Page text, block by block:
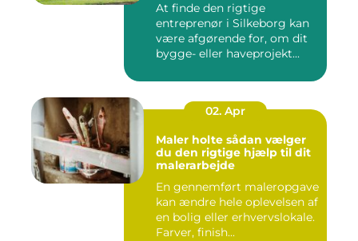
At finde den rigtige
entreprenør i Silkeborg kan
være afgørende for, om dit
bygge- eller haveprojekt...
02. Apr
Maler holte sådan vælger
du den rigtige hjælp til dit
malerarbejde
En gennemført maleropgave
kan ændre hele oplevelsen af
en bolig eller erhvervslokale.
Farver, finish...